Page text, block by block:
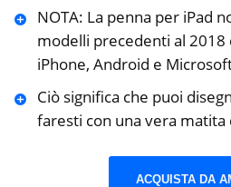
NOTA: La penna per iPad
modelli precedenti al 2018
iPhone, Android e
Ciò significa che puoi
faresti con una vera matita
ACQUISTA DA